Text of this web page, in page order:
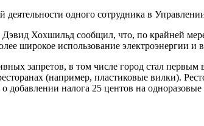
одного сотрудника в
Хохшильд сообщил, что, по крайней
широкое использование электроэнергии и
запретов, в том числе город стал первым
(например, пластиковые вилки).
добавлении налога 25 центов на